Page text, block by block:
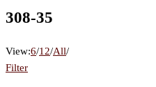
308-35
View:6/12/All/
Filter